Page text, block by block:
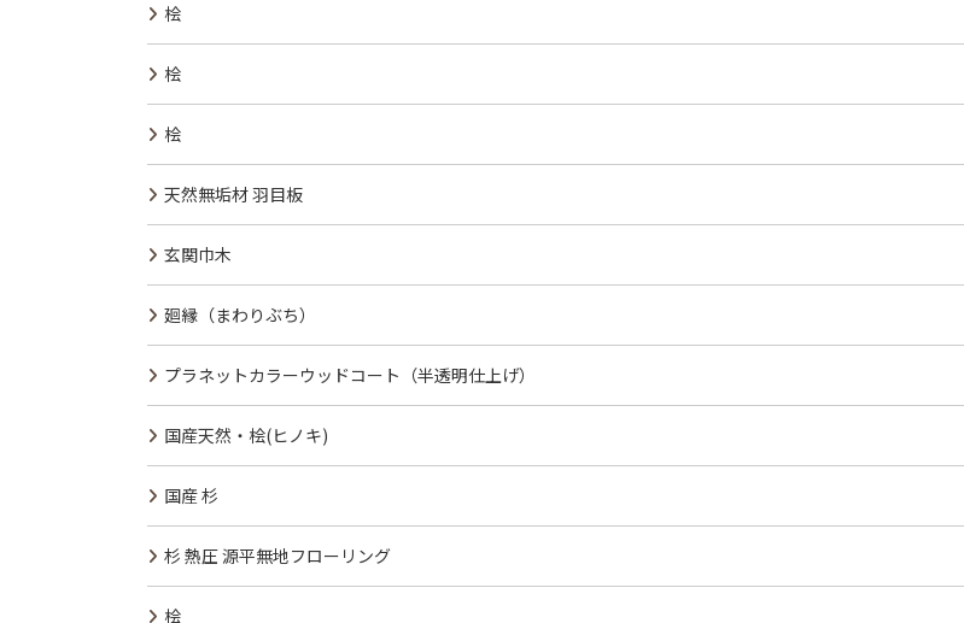
桧
桧
桧
天然無垢材 羽目板
玄関巾木
廻縁（まわりぶち）
プラネットカラーウッドコート（半透明仕上げ）
国産天然・桧(ヒノキ)
国産 杉
杉 熱圧 源平無地フローリング
桧